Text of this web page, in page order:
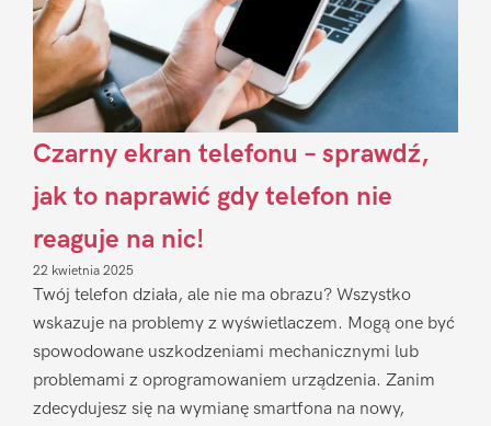
Czarny ekran telefonu – sprawdź,
jak to naprawić gdy telefon nie
reaguje na nic!
22 kwietnia 2025
Twój telefon działa, ale nie ma obrazu? Wszystko
wskazuje na problemy z wyświetlaczem. Mogą one być
spowodowane uszkodzeniami mechanicznymi lub
problemami z oprogramowaniem urządzenia. Zanim
zdecydujesz się na wymianę smartfona na nowy,